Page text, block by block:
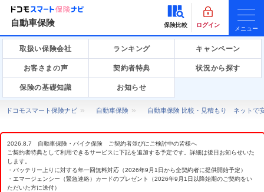
自動車保険 保険比較 ログイン
メニュー
取扱い保険会社 ランキング キャンペーン
お客さまの声 契約者特典 状況から探す
保険の基礎知識 お知らせ
ドコモスマート保険ナビ 自動車保険 自動車保険 比較・見積もり ネットで
2026.8.7 自動車保険・バイク保険 ご契約者並びにご検討中の皆様へ
ご契約者特典として利用できるサービスに下記を追加する予定です。詳細は後日お知らせいた
します。
・バッテリー上りに対する年一回無料対応（2026年9月1日から全契約者に提供開始予定）
・エマージェンシー（緊急連絡）カードのプレゼント（2026年9月1日以降始期のご契約をい
ただいた方に送付）